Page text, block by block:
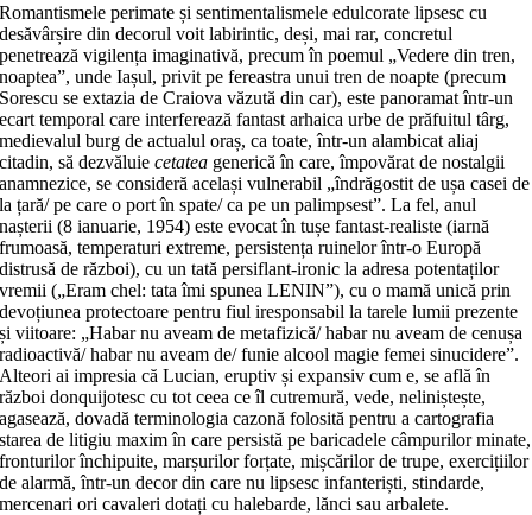
Romantismele perimate și sentimentalismele edulcorate lipsesc cu
desăvârșire din decorul voit labirintic, deși, mai rar, concretul
penetrează vigilența imaginativă, precum în poemul „Vedere din tren,
noaptea”, unde Iașul, privit pe fereastra unui tren de noapte (precum
Sorescu se extazia de Craiova văzută din car), este panoramat într-un
ecart temporal care interferează fantast arhaica urbe de prăfuitul târg,
medievalul burg de actualul oraș, ca toate, într-un alambicat aliaj
citadin, să dezvăluiecetatea generică în care, împovărat de nostalgii
anamnezice, se consideră același vulnerabil „îndrăgostit de ușa casei de
la țară/ pe care o port în spate/ ca pe un palimpsest”. La fel, anul
nașterii (8 ianuarie, 1954) este evocat în tușe fantast-realiste (iarnă
frumoasă, temperaturi extreme, persistența ruinelor într-o Europă
distrusă de război), cu un tată persiflant-ironic la adresa potentaților
vremii („Eram chel: tata îmi spunea LENIN”), cu o mamă unică prin
devoțiunea protectoare pentru fiul iresponsabil la tarele lumii prezente
și viitoare: „Habar nu aveam de metafizică/ habar nu aveam de cenușa
radioactivă/ habar nu aveam de/ funie alcool magie femei sinucidere”.
Alteori ai impresia că Lucian, eruptiv și expansiv cum e, se află în
război donquijotesc cu tot ceea ce îl cutremură, vede, neliniștește,
agasează, dovadă terminologia cazonă folosită pentru a cartografia
starea de litigiu maxim în care persistă pe baricadele câmpurilor minate,
fronturilor închipuite, marșurilor forțate, mișcărilor de trupe, exercițiilor
de alarmă, într-un decor din care nu lipsesc infanteriști, stindarde,
mercenari ori cavaleri dotați cu halebarde, lănci sau arbalete.